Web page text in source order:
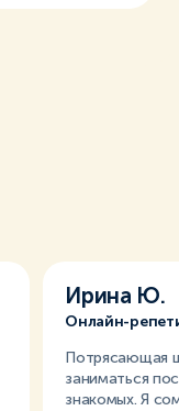
Ирина Ю.
Онлайн-
Потрясающая
заниматься
знакомых. Я